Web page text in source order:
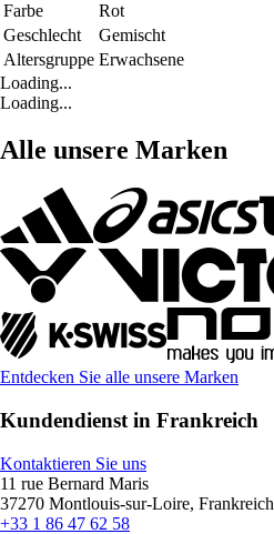
Farbe
Rot
Geschlecht
Gemischt
Altersgruppe Erwachsene
Loading...
Loading...
Alle unsere Marken
Entdecken Sie alle unsere Marken
Kundendienst in Frankreich
Kontaktieren Sie uns
11 rue Bernard Maris
37270 Montlouis-sur-Loire, Frankreich
+33 1 86 47 62 58